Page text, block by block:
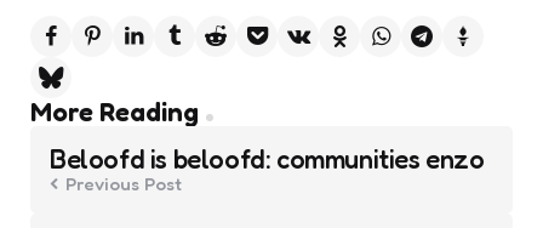
More Reading
Post
navigation
Beloofd is beloofd: communities enzo
Previous Post